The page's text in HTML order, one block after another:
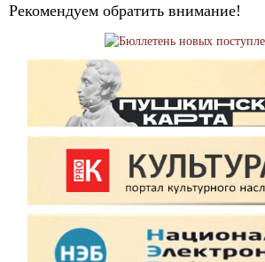
Рекомендуем обратить внимание!